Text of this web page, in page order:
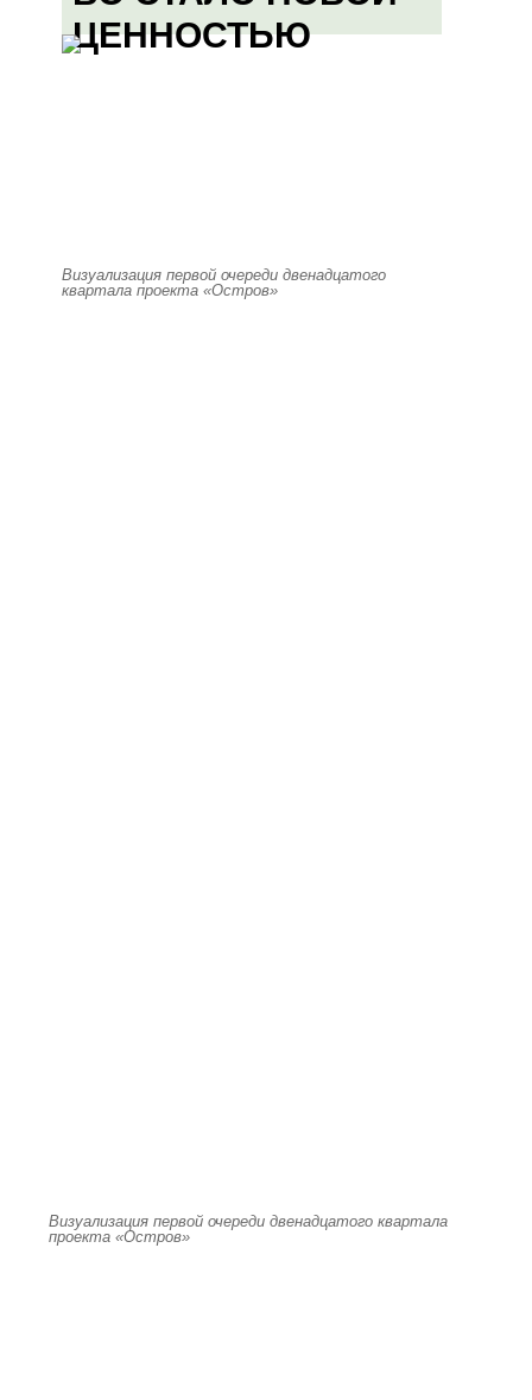
ЦЕННОСТЬЮ
Визуализация первой очереди двенадцатого
квартала проекта «Остров»
Визуализация первой очереди двенадцатого квартала
проекта «Остров»